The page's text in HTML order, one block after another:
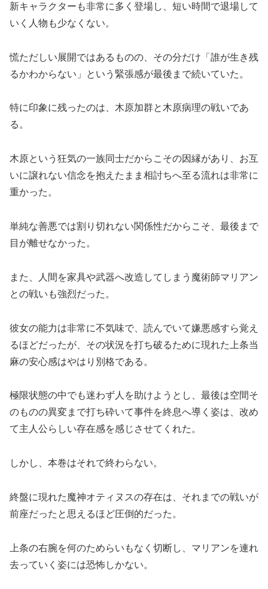
新キャラクターも非常に多く登場し、短い時間で退場して
いく人物も少なくない。
慌ただしい展開ではあるものの、その分だけ「誰が生き残
るかわからない」という緊張感が最後まで続いていた。
特に印象に残ったのは、木原加群と木原病理の戦いであ
る。
木原という狂気の一族同士だからこその因縁があり、お互
いに譲れない信念を抱えたまま相討ちへ至る流れは非常に
重かった。
単純な善悪では割り切れない関係性だからこそ、最後まで
目が離せなかった。
また、人間を家具や武器へ改造してしまう魔術師マリアン
との戦いも強烈だった。
彼女の能力は非常に不気味で、読んでいて嫌悪感すら覚え
るほどだったが、その状況を打ち破るために現れた上条当
麻の安心感はやはり別格である。
極限状態の中でも迷わず人を助けようとし、最後は空間そ
のものの異変まで打ち砕いて事件を終息へ導く姿は、改め
て主人公らしい存在感を感じさせてくれた。
しかし、本巻はそれで終わらない。
終盤に現れた魔神オティヌスの存在は、それまでの戦いが
前座だったと思えるほど圧倒的だった。
上条の右腕を何のためらいもなく切断し、マリアンを連れ
去っていく姿には恐怖しかない。